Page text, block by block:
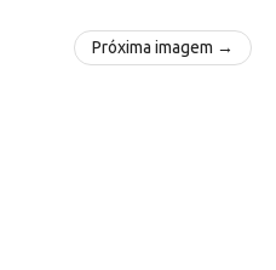
Próxima imagem →